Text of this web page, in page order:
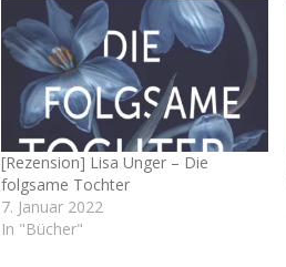
[Rezension] Lisa Unger – Die
folgsame Tochter
7. Januar 2022
In "Bücher"